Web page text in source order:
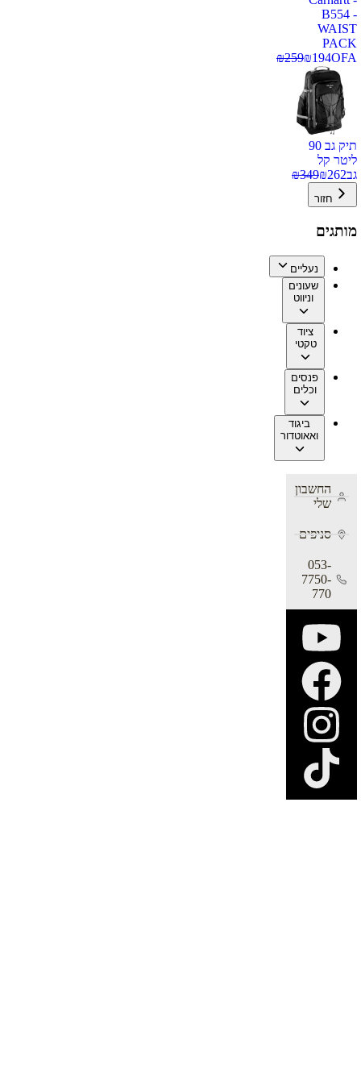
B554 -
WAIST
PACK
OFA
₪194
₪259
תיק גב 90
ליטר קל
גב
₪262
₪349
חזור
מותגים
נעליים
שעונים
וניווט
ציוד
טקטי
פנסים
וכלים
ביגוד
ואאוטדור
החשבון
שלי
סניפים
053-
7750-
770